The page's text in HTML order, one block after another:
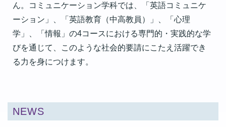
ん。コミュニケーション学科では、「英語コミュニケ
ーション」、「英語教育（中高教員）」、「心理
学」、「情報」の4コースにおける専門的・実践的な学
びを通じて、このような社会的要請にこたえ活躍でき
る力を身につけます。
NEWS